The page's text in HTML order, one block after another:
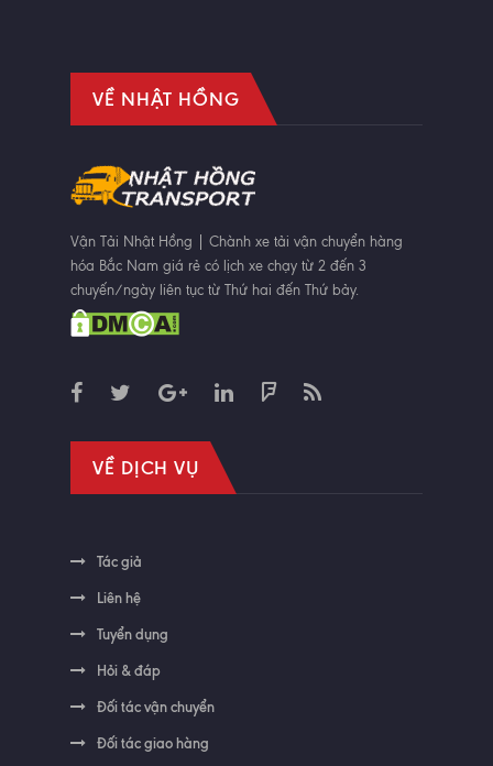
VỀ NHẬT HỒNG
Vận Tải Nhật Hồng | Chành xe tải vận chuyển hàng
hóa Bắc Nam giá rẻ có lịch xe chạy từ 2 đến 3
chuyến/ngày liên tục từ Thứ hai đến Thứ bảy.
VỀ DỊCH VỤ
Tác giả
Liên hệ
Tuyển dụng
Hỏi & đáp
Đối tác vận chuyển
Đối tác giao hàng